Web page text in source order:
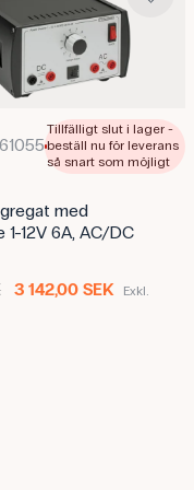
(L x B) 120 mm
-10/+30% %
5.5 V
text är översatt med AI
har kvalitetssäkrats
Tillfälligt slut i lager -
beställ nu för leverans
så snart som möjligt
med
12V 6A, AC/DC
3 142,00 SEK
Exkl.